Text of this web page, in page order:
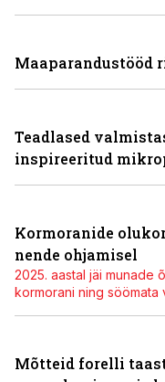
Maaparandustööd
Teadlased
inspireeritud
Kormoranide
nende ohjamisel
2025. aastal jäi munade
kormorani ning söömata
Mõtteid forelli